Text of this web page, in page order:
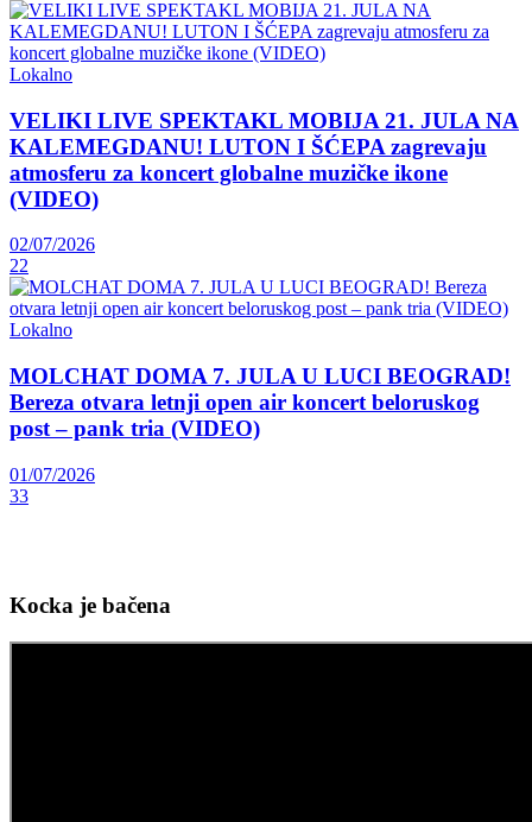
Lokalno
VELIKI LIVE SPEKTAKL MOBIJA 21. JULA NA
KALEMEGDANU! LUTON I ŠĆEPA zagrevaju
atmosferu za koncert globalne muzičke ikone
(VIDEO)
02/07/2026
22
Lokalno
MOLCHAT DOMA 7. JULA U LUCI BEOGRAD!
Bereza otvara letnji open air koncert beloruskog
post – pank tria (VIDEO)
01/07/2026
33
Kocka je bačena